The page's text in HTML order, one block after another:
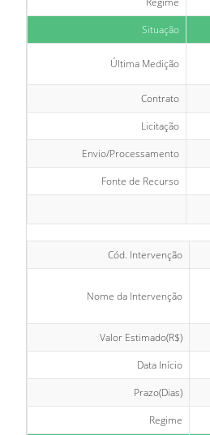
Situação
Última Medição
Contrato
Licitação
Envio/Processamento
Fonte de Recurso
Cód. Intervenção
Nome da Intervenção
Valor Estimado(R$)
Data Início
Prazo(Dias)
Regime